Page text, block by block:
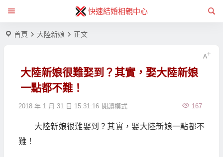
快速結婚相親中心
首頁 大陸新娘 正文
大陸新娘很難娶到？其實，娶大陸新娘
一點都不難！
2018 年 1 月 31 日 15:31:16 167
閱讀模式
大陸新娘很難娶到？其實，娶大陸新娘一點都不
難！